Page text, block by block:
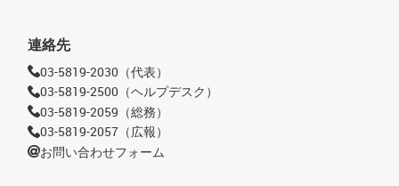
連絡先
03-5819-2030（代表）
03-5819-2500（ヘルプデスク）
03-5819-2059（総務）
03-5819-2057（広報）
お問い合わせフォーム